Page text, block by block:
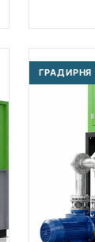
ГРАДИРНЯ